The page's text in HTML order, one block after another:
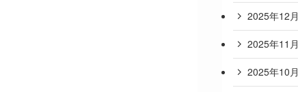
2025年12月
2025年11月
2025年10月